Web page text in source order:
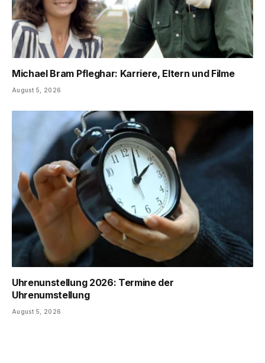
Michael Bram Pfleghar: Karriere, Eltern und Filme
August 5, 2026
Uhrenunstellung 2026: Termine der
Uhrenumstellung
August 5, 2026